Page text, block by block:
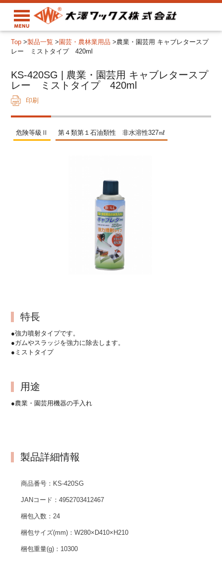
Top >製品一覧 >園芸・農林業用品 >農業・園芸用 キャブレタースプ
レー ミストタイプ 420ml
KS-420SG | 農業・園芸用 キャブレタースプ
レー ミストタイプ 420ml
印刷
危険等級Ⅱ 第４類第１石油類性 非水溶性327㎖
特長
●強力噴射タイプです。
●ガムやスラッジを強力に除去します。
●ミストタイプ
用途
●農業・園芸用機器の手入れ
製品詳細情報
商品番号： KS-420SG
JANコード：4952703412467
梱包入数：24
梱包サイズ(mm)：W280×D410×H210
梱包重量(g)： 10300